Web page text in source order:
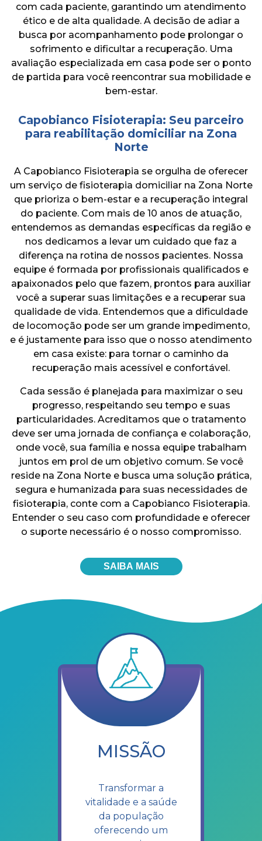
com cada paciente, garantindo um atendimento
ético e de alta qualidade. A decisão de adiar a
busca por acompanhamento pode prolongar o
sofrimento e dificultar a recuperação. Uma
avaliação especializada em casa pode ser o ponto
de partida para você reencontrar sua mobilidade e
bem-estar.
Capobianco Fisioterapia: Seu parceiro
para reabilitação domiciliar na Zona
Norte
A Capobianco Fisioterapia se orgulha de oferecer
um serviço de fisioterapia domiciliar na Zona Norte
que prioriza o bem-estar e a recuperação integral
do paciente. Com mais de 10 anos de atuação,
entendemos as demandas específicas da região e
nos dedicamos a levar um cuidado que faz a
diferença na rotina de nossos pacientes. Nossa
equipe é formada por profissionais qualificados e
apaixonados pelo que fazem, prontos para auxiliar
você a superar suas limitações e a recuperar sua
qualidade de vida. Entendemos que a dificuldade
de locomoção pode ser um grande impedimento,
e é justamente para isso que o nosso atendimento
em casa existe: para tornar o caminho da
recuperação mais acessível e confortável.
Cada sessão é planejada para maximizar o seu
progresso, respeitando seu tempo e suas
particularidades. Acreditamos que o tratamento
deve ser uma jornada de confiança e colaboração,
onde você, sua família e nossa equipe trabalham
juntos em prol de um objetivo comum. Se você
reside na Zona Norte e busca uma solução prática,
segura e humanizada para suas necessidades de
fisioterapia, conte com a Capobianco Fisioterapia.
Entender o seu caso com profundidade e oferecer
o suporte necessário é o nosso compromisso.
SAIBA MAIS
MISSÃO
Transformar a
vitalidade e a saúde
da população
oferecendo um